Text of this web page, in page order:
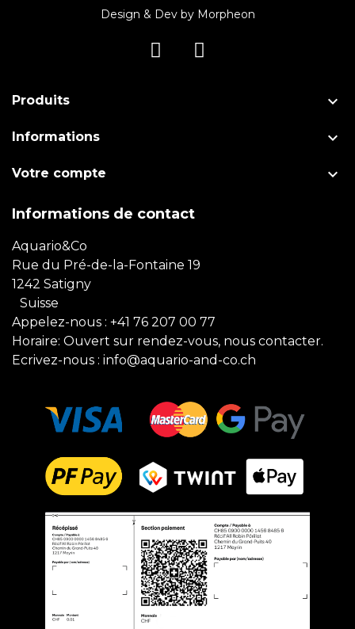
Design & Dev by Morpheon
Produits 
Informations 
Votre compte 
Informations de contact
Aquario&Co
Rue du Pré-de-la-Fontaine 19
1242 Satigny
Suisse
Appelez-nous : +41 76 207 00 77
Horaire: Ouvert sur rendez-vous, nous contacter.
Ecrivez-nous : info@aquario-and-co.ch